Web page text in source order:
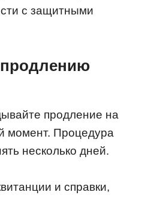
с защитными
продление на
момент. Процедура
несколько дней.
и справки,